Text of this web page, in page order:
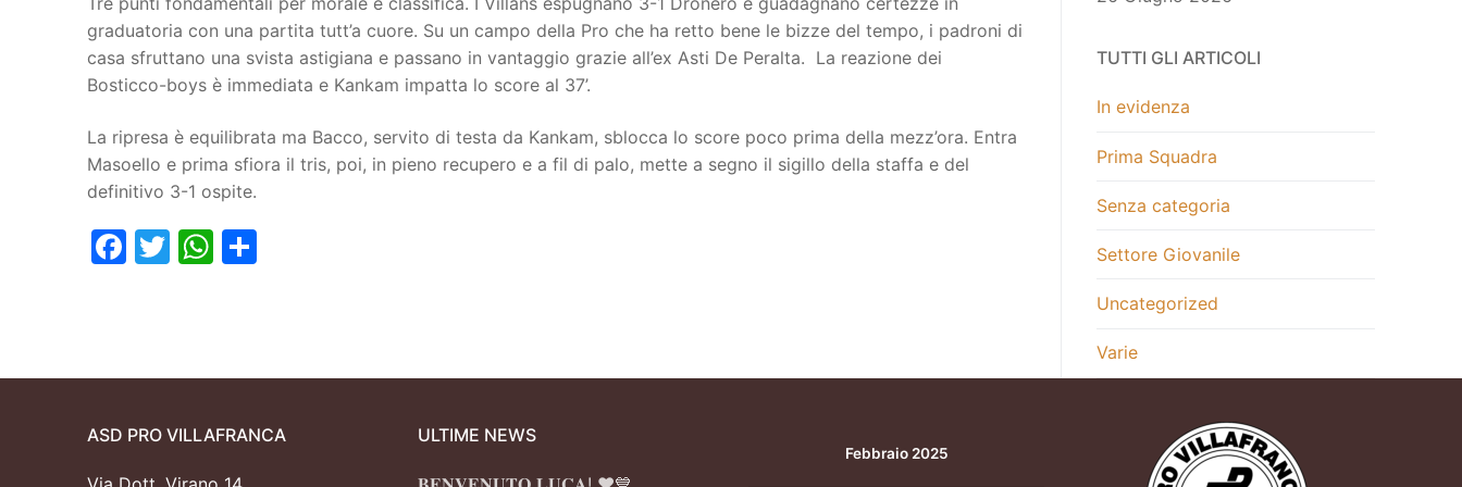
Juniores
graduatoria con una partita tutt’a cuore. Su un campo della Pro che ha retto bene le bizze del tempo, i padroni di
casa sfruttano una svista astigiana e passano in vantaggio grazie all’ex Asti De Peralta. La reazione dei
Bosticco-boys è immediata e Kankam impatta lo score al 37’.
La ripresa è equilibrata ma Bacco, servito di testa da Kankam, sblocca lo score poco prima della mezz’ora. Entra
Masoello e prima sfiora il tris, poi, in pieno recupero e a fil di palo, mette a segno il sigillo della staffa e del
definitivo 3-1 ospite.
Facebook
TwitterWhatsApp
TUTTI GLI ARTICOLI
In evidenza
Prima Squadra
Senza categoria
Settore Giovanile
Uncategorized
Varie
ASD PRO VILLAFRANCA ULTIME NEWS
Febbraio 2025